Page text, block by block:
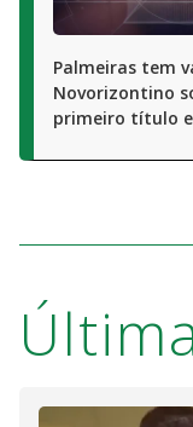
Palmeiras tem
Novorizontino
primeiro título